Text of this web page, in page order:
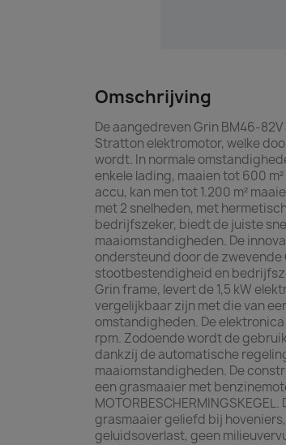
Omschrijving
De aangedreven Grin BM46-
Stratton elektromotor, welke
wordt. In normale
enkele lading, maaien tot 600
accu, kan men tot 1.200 m²
met 2 snelheden, met
bedrijfszeker, biedt de juiste
maaiomstandigheden. De
ondersteund door de
stootbestendigheid en
Grin frame, levert de 1,5 kW
vergelijkbaar zijn met die van
omstandigheden. De
rpm. Zodoende wordt de
dankzij de automatische
maaiomstandigheden. De
een grasmaaier met
grasmaaier geliefd bij
geluidsoverlast, geen